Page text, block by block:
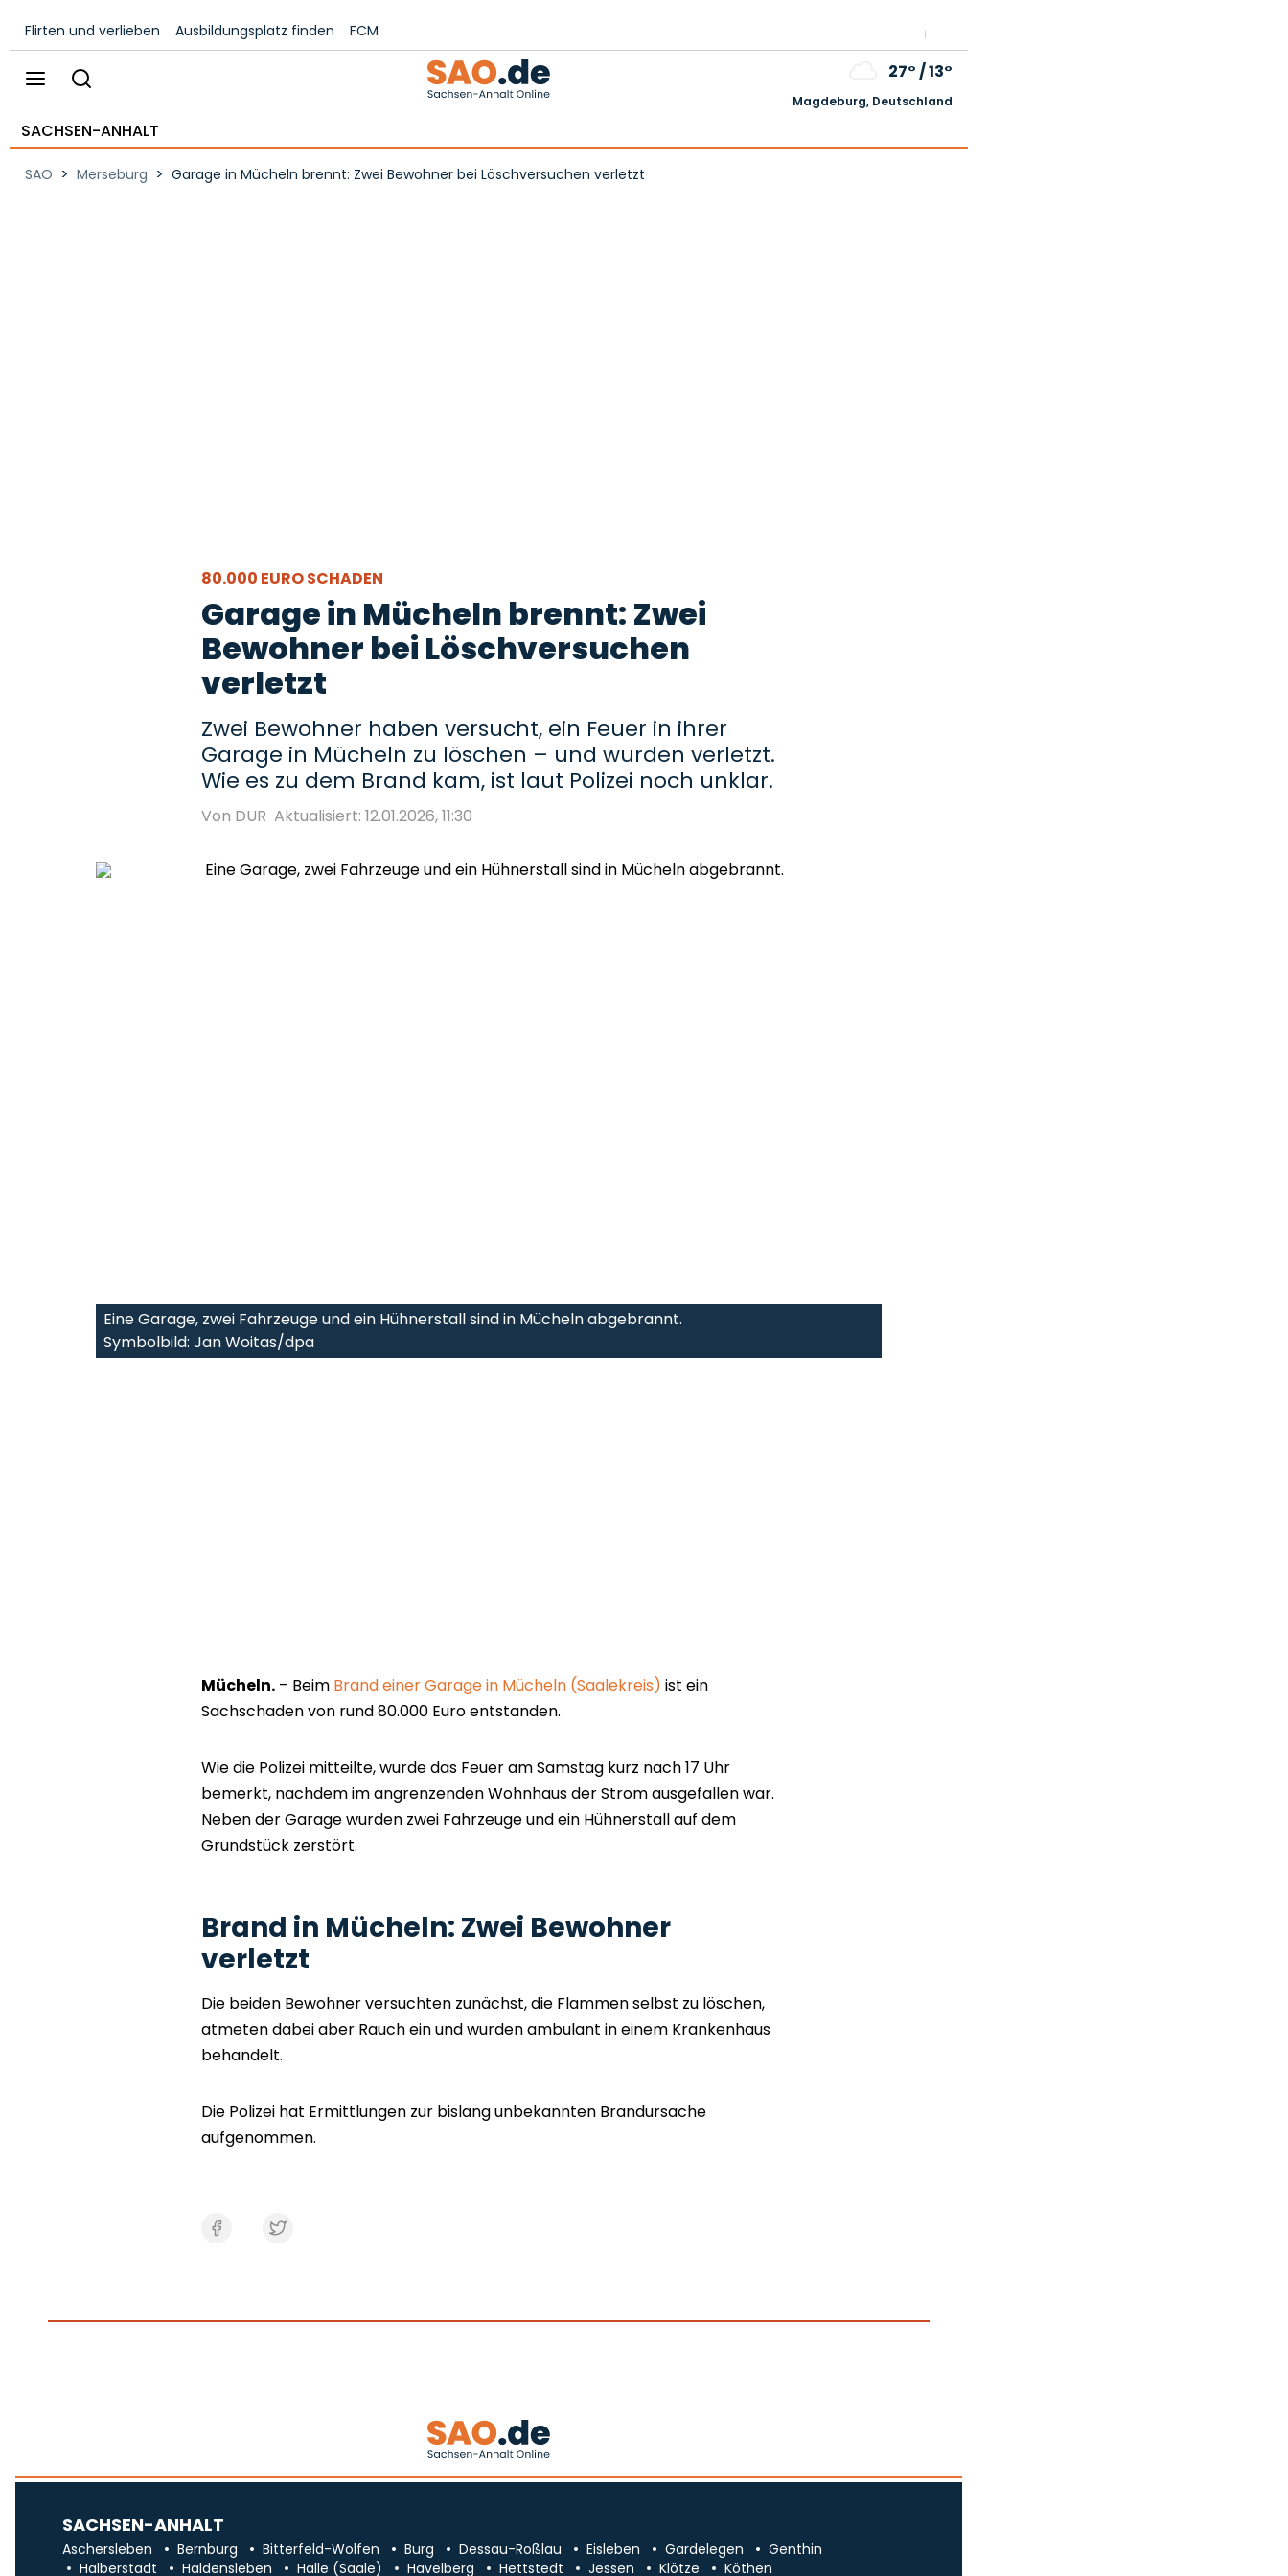
Flirten und verlieben Ausbildungsplatz finden FCM
27°/13°
Magdeburg, Deutschland
SACHSEN-ANHALT
SAO > Merseburg > Garage in Mücheln brennt: Zwei Bewohner bei Löschversuchen verletzt
80.000 EURO SCHADEN
Garage in Mücheln brennt: Zwei
Bewohner bei Löschversuchen
verletzt
Zwei Bewohner haben versucht, ein Feuer in ihrer
Garage in Mücheln zu löschen – und wurden verletzt.
Wie es zu dem Brand kam, ist laut Polizei noch unklar.
Von DUR Aktualisiert: 12.01.2026, 11:30
Eine Garage, zwei Fahrzeuge und ein Hühnerstall sind in Mücheln abgebrannt.
Symbolbild: Jan Woitas/dpa
Mücheln. – Beim Brand einer Garage in Mücheln (Saalekreis) ist ein
Sachschaden von rund 80.000 Euro entstanden.
Wie die Polizei mitteilte, wurde das Feuer am Samstag kurz nach 17 Uhr
bemerkt, nachdem im angrenzenden Wohnhaus der Strom ausgefallen war.
Neben der Garage wurden zwei Fahrzeuge und ein Hühnerstall auf dem
Grundstück zerstört.
Brand in Mücheln: Zwei Bewohner
verletzt
Die beiden Bewohner versuchten zunächst, die Flammen selbst zu löschen,
atmeten dabei aber Rauch ein und wurden ambulant in einem Krankenhaus
behandelt.
Die Polizei hat Ermittlungen zur bislang unbekannten Brandursache
aufgenommen.
SACHSEN-ANHALT
Aschersleben Bernburg Bitterfeld-Wolfen Burg Dessau-Roßlau Eisleben Gardelegen
Genthin
Halberstadt
Haldensleben Halle (Saale) Havelberg Hettstedt Jessen Klötze Köthen